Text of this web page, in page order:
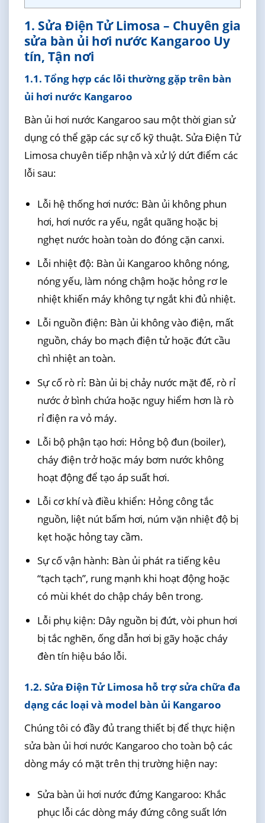
1. Sửa Điện Tử Limosa – Chuyên gia
sửa bàn ủi hơi nước Kangaroo Uy
tín, Tận nơi
1.1. Tổng hợp các lỗi thường gặp trên bàn
ủi hơi nước Kangaroo
Bàn ủi hơi nước Kangaroo sau một thời gian sử
dụng có thể gặp các sự cố kỹ thuật. Sửa Điện Tử
Limosa chuyên tiếp nhận và xử lý dứt điểm các
lỗi sau:
Lỗi hệ thống hơi nước: Bàn ủi không phun
hơi, hơi nước ra yếu, ngắt quãng hoặc bị
nghẹt nước hoàn toàn do đóng cặn canxi.
Lỗi nhiệt độ: Bàn ủi Kangaroo không nóng,
nóng yếu, làm nóng chậm hoặc hỏng rơ le
nhiệt khiến máy không tự ngắt khi đủ nhiệt.
Lỗi nguồn điện: Bàn ủi không vào điện, mất
nguồn, cháy bo mạch điện tử hoặc đứt cầu
chì nhiệt an toàn.
Sự cố rò rỉ: Bàn ủi bị chảy nước mặt đế, rò rỉ
nước ở bình chứa hoặc nguy hiểm hơn là rò
rỉ điện ra vỏ máy.
Lỗi bộ phận tạo hơi: Hỏng bộ đun (boiler),
cháy điện trở hoặc máy bơm nước không
hoạt động để tạo áp suất hơi.
Lỗi cơ khí và điều khiển: Hỏng công tắc
nguồn, liệt nút bấm hơi, núm vặn nhiệt độ bị
kẹt hoặc hỏng tay cầm.
Sự cố vận hành: Bàn ủi phát ra tiếng kêu
“tạch tạch”, rung mạnh khi hoạt động hoặc
có mùi khét do chập cháy bên trong.
Lỗi phụ kiện: Dây nguồn bị đứt, vòi phun hơi
bị tắc nghẽn, ống dẫn hơi bị gãy hoặc cháy
đèn tín hiệu báo lỗi.
1.2. Sửa Điện Tử Limosa hỗ trợ sửa chữa đa
dạng các loại và model bàn ủi Kangaroo
Chúng tôi có đầy đủ trang thiết bị để thực hiện
sửa bàn ủi hơi nước Kangaroo cho toàn bộ các
dòng máy có mặt trên thị trường hiện nay:
Sửa bàn ủi hơi nước đứng Kangaroo: Khắc
phục lỗi các dòng máy đứng công suất lớn